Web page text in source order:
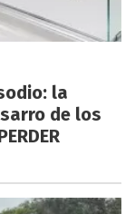
la
de los